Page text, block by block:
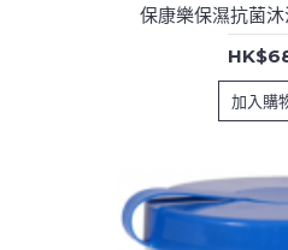
保康樂保濕抗菌
加入購